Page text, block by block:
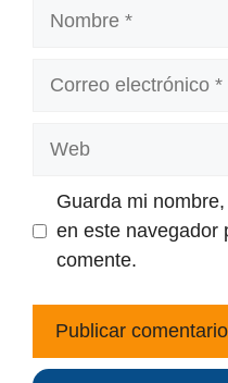
Nombre
Guarda mi
en este navegador
comente.